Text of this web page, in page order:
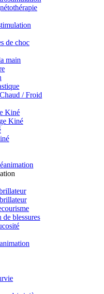
de choc
main
/ Froid
Kiné
Kiné
blessures